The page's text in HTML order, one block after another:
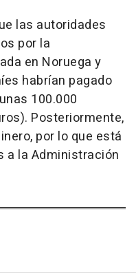
las autoridades
por la
en Noruega y
habrían pagado
100.000
Posteriormente,
por lo que está
a la Administración